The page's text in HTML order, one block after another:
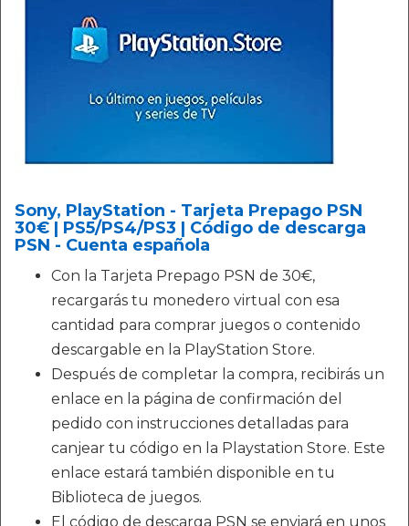
Sony, PlayStation - Tarjeta Prepago PSN
30€ | PS5/PS4/PS3 | Código de descarga
PSN - Cuenta española
Con la Tarjeta Prepago PSN de 30€,
recargarás tu monedero virtual con esa
cantidad para comprar juegos o contenido
descargable en la PlayStation Store.
Después de completar la compra, recibirás un
enlace en la página de confirmación del
pedido con instrucciones detalladas para
canjear tu código en la Playstation Store. Este
enlace estará también disponible en tu
Biblioteca de juegos.
El código de descarga PSN se enviará en unos